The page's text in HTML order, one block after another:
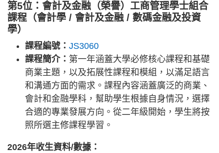
第5位：會計及金融（榮譽）工商管理學士組合
課程（會計學 / 會計及金融 / 數碼金融及投資
學）
課程編號： JS3060
課程簡介： 第一年涵蓋大學必修核心課程和基礎
商業主題，以及拓展性課程和模組，以滿足語言
和溝通方面的需求。課程內容涵蓋廣泛的商業、
會計和金融學科，幫助學生根據自身情況，選擇
合適的專業發展方向。從二年級開始，學生將按
照所選主修課程學習。
2026年收生資料/數據：